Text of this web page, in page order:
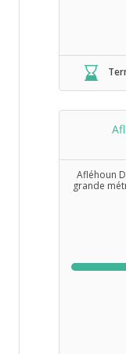
Afléhoun
grande